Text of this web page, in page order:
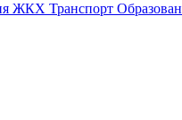
ЖКХ Транспорт